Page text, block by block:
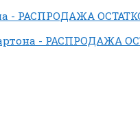
- РАСПРОДАЖА
- РАСПРОДАЖА